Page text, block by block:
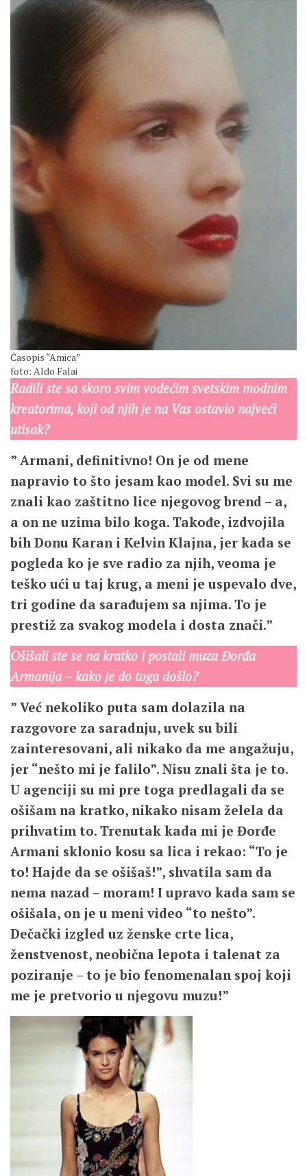
Časopis “Amica”
foto: Aldo Falai
Radili ste sa skoro svim vodećim svetskim modnim
kreatorima, koji od njih je na Vas ostavio najveći
utisak?
” Armani, definitivno! On je od mene
napravio to što jesam kao model. Svi su me
znali kao zaštitno lice njegovog brend – a,
a on ne uzima bilo koga. Takođe, izdvojila
bih Donu Karan i Kelvin Klajna, jer kada se
pogleda ko je sve radio za njih, veoma je
teško ući u taj krug, a meni je uspevalo dve,
tri godine da sarađujem sa njima. To je
prestiž za svakog modela i dosta znači.”
Ošišali ste se na kratko i postali muza Đorđa
Armanija – kako je do toga došlo?
” Već nekoliko puta sam dolazila na
razgovore za saradnju, uvek su bili
zainteresovani, ali nikako da me angažuju,
jer “nešto mi je falilo”. Nisu znali šta je to.
U agenciji su mi pre toga predlagali da se
ošišam na kratko, nikako nisam želela da
prihvatim to. Trenutak kada mi je Đorđe
Armani sklonio kosu sa lica i rekao: “To je
to! Hajde da se ošišaš!”, shvatila sam da
nema nazad – moram! I upravo kada sam se
ošišala, on je u meni video “to nešto”.
Dečački izgled uz ženske crte lica,
ženstvenost, neobična lepota i talenat za
poziranje – to je bio fenomenalan spoj koji
me je pretvorio u njegovu muzu!”